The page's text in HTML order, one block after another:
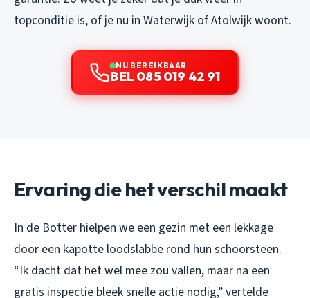
topconditie is, of je nu in Waterwijk of Atolwijk woont.
NU BEREIKBAAR
BEL 085 019 42 91
Ervaring die het verschil maakt
In de Botter hielpen we een gezin met een lekkage
door een kapotte loodslabbe rond hun schoorsteen.
“Ik dacht dat het wel mee zou vallen, maar na een
gratis inspectie bleek snelle actie nodig,” vertelde